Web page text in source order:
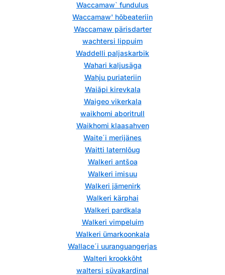
Waccamaw` fundulus
Waccamaw' hõbeateriin
Waccamaw pärisdarter
wachtersi lippuim
Waddelli paljaskarbik
Wahari kaljusäga
Wahju puriateriin
Waiãpi kirevkala
Waigeo vikerkala
waikhomi aboritrull
Waikhomi klaasahven
Waite´i merijänes
Waitti laternlõug
Walkeri antšoa
Walkeri imisuu
Walkeri jämenirk
Walkeri kärphai
Walkeri pardkala
Walkeri vimpeluim
Walkeri ümarkoonkala
Wallace´i uuranguangerjas
Walteri krookkõht
waltersi süvakardinal